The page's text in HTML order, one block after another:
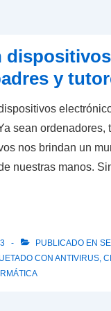
y
sean ordenadores,
nos brindan un
nuestras manos.
PUBLICADO EN
CON ANTIVIRUS,